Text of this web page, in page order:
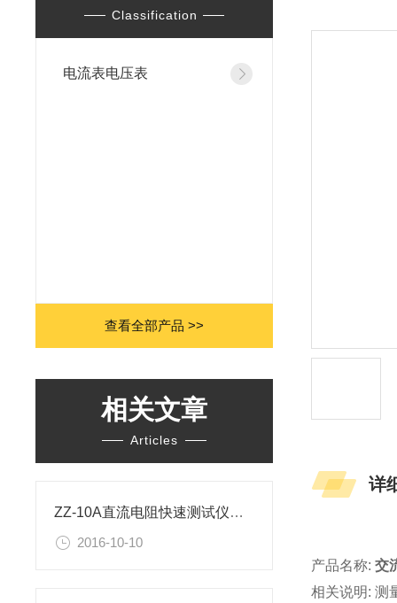
Classification
电流表电压表
查看全部产品 >>
相关文章
Articles
ZZ-10A直流电阻快速测试仪（三通道）
2016-10-10
详
产品名称:交
相关说明: 测